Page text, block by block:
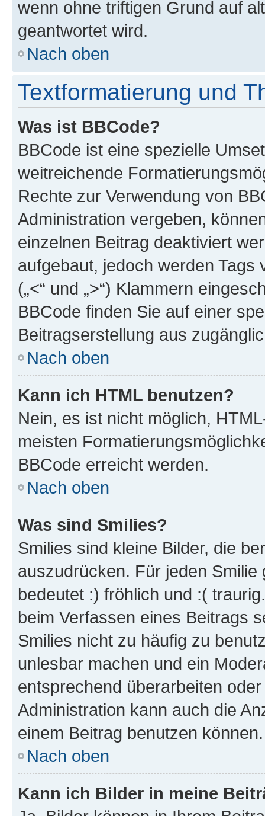
wenn ohne triftigen Grund auf
geantwortet wird.
Nach oben
Textformatierung und
Was ist BBCode?
BBCode ist eine spezielle
weitreichende
Rechte zur Verwendung von
Administration vergeben,
einzelnen Beitrag deaktiviert
aufgebaut, jedoch werden Tags
(„<“ und „>“) Klammern
BBCode finden Sie auf einer
Beitragserstellung aus
Nach oben
Kann ich HTML benutzen?
Nein, es ist nicht möglich,
meisten
BBCode erreicht werden.
Nach oben
Was sind Smilies?
Smilies sind kleine Bilder, die
auszudrücken. Für jeden
bedeutet :) fröhlich und :(
beim Verfassen eines Beitrags
Smilies nicht zu häufig zu
unlesbar machen und ein
entsprechend überarbeiten
Administration kann auch die
einem Beitrag benutzen können.
Nach oben
Kann ich Bilder in meine